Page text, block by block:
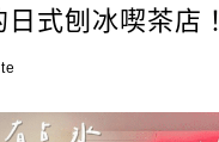
式刨冰喫茶店！